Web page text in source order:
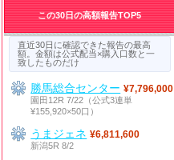
この30日の高額報告TOP5
直近30日に確認できた報告の最高
額。金額は公式配当×購入口数と一
致したものだけ
勝馬総合センター ¥7,796,000
園田12R 7/22（公式3連単
¥155,920×50口）
うまジェネ ¥6,811,600
新潟5R 8/2